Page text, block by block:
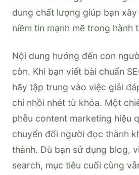
dung chất lượng giúp bạn
niềm tin mạnh mẽ trong hành
Nội dung hướng đến con
còn. Khi bạn viết bài chuẩn
hãy tập trung vào việc giải
chỉ nhồi nhét từ khóa. Một
phễu content marketing hiệu
chuyển đổi người đọc thành
thành. Dù bạn sử dụng blog,
search, mục tiêu cuối cùng